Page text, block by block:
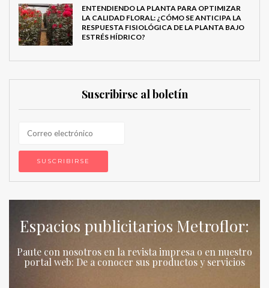
ENTENDIENDO LA PLANTA PARA OPTIMIZAR
LA CALIDAD FLORAL: ¿CÓMO SE ANTICIPA LA
RESPUESTA FISIOLÓGICA DE LA PLANTA BAJO
ESTRÉS HÍDRICO?
Suscribirse al boletín
Espacios publicitarios Metroflor:
Paute con nosotros en la revista impresa o en nuestro
portal web: De a conocer sus productos y servicios